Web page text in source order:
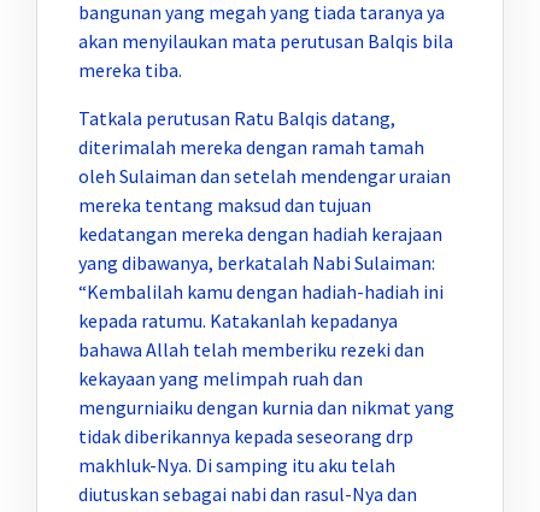
bangunan yang megah yang tiada taranya ya
akan menyilaukan mata perutusan Balqis bila
mereka tiba.
Tatkala perutusan Ratu Balqis datang,
diterimalah mereka dengan ramah tamah
oleh Sulaiman dan setelah mendengar uraian
mereka tentang maksud dan tujuan
kedatangan mereka dengan hadiah kerajaan
yang dibawanya, berkatalah Nabi Sulaiman:
“Kembalilah kamu dengan hadiah-hadiah ini
kepada ratumu. Katakanlah kepadanya
bahawa Allah telah memberiku rezeki dan
kekayaan yang melimpah ruah dan
mengurniaiku dengan kurnia dan nikmat yang
tidak diberikannya kepada seseorang drp
makhluk-Nya. Di samping itu aku telah
diutuskan sebagai nabi dan rasul-Nya dan